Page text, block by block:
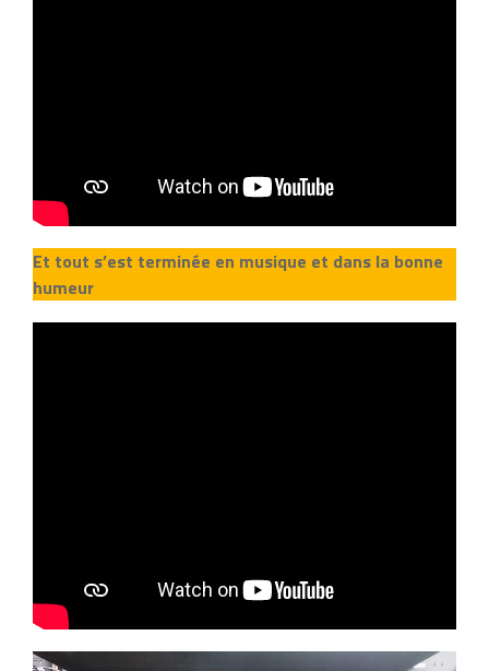
Et tout s’est terminée en musique et dans la bonne
humeur